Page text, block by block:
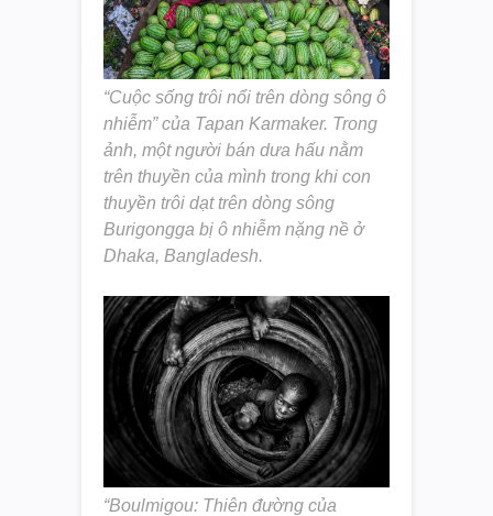
“Cuộc sống trôi nổi trên dòng sông ô
nhiễm” của Tapan Karmaker. Trong
ảnh, một người bán dưa hấu nằm
trên thuyền của mình trong khi con
thuyền trôi dạt trên dòng sông
Burigongga bị ô nhiễm nặng nề ở
Dhaka, Bangladesh.
“Boulmigou: Thiên đường của